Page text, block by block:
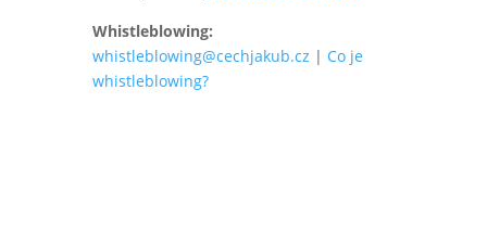
Whistleblowing:
whistleblowing@cechjakub.cz | Co je
whistleblowing?